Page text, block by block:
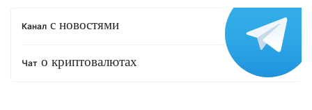
Канал с новостями
Чат о криптовалютах